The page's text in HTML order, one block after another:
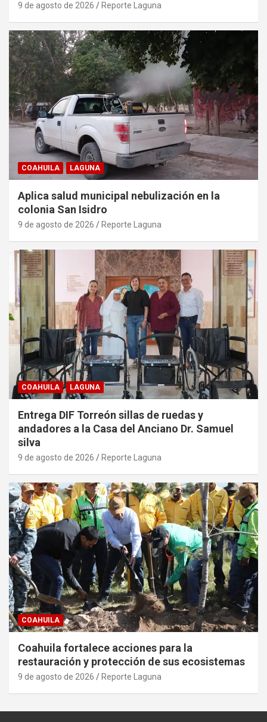
9 de agosto de 2026 Reporte Laguna
COAHUILA LAGUNA
Aplica salud municipal nebulización en la
colonia San Isidro
9 de agosto de 2026 Reporte Laguna
COAHUILA LAGUNA
Entrega DIF Torreón sillas de ruedas y
andadores a la Casa del Anciano Dr. Samuel
silva
9 de agosto de 2026 Reporte Laguna
COAHUILA
Coahuila fortalece acciones para la
restauración y protección de sus ecosistemas
9 de agosto de 2026 Reporte Laguna